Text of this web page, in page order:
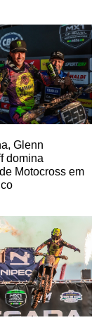
Glenn
domina
Motocross em